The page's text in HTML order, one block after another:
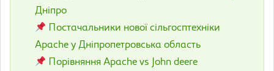
Дніпро
Постачальники нової сільгосптехніки
Apache у Дніпропетровська область
Порівняння Apache vs John deere